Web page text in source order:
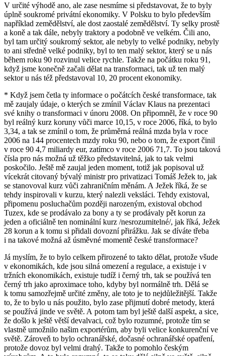
V určité výhodě ano, ale zase nesmíme si představovat, že to byly
úplně soukromé privátní ekonomiky. V Polsku to bylo především
například zemědělství, ale dost zaostalé zemědělství. Ty selky prostě
a koně a tak dále, nebyly traktory a podobně ve velkém. Čili ano,
byl tam určitý soukromý sektor, ale nebyly to velké podniky, nebyly
to ani středně velké podniky, byl to ten malý sektor, který se u nás
během roku 90 rozvinul velice rychle. Takže na počátku roku 91,
když jsme konečně začali dělat na transformaci, tak už ten malý
sektor u nás též představoval 10, 20 procent ekonomiky.
* Když jsem četla ty informace o počátcích české transformace, tak
mě zaujaly údaje, o kterých se zmínil Václav Klaus na prezentaci
své knihy o transformaci v únoru 2008. On připomněl, že v roce 90
byl reálný kurz koruny vůči marce 10,15, v roce 2006, říká, to bylo
3,34, a tak se zmínil o tom, že průměrná reálná mzda byla v roce
2006 na 144 procentech mzdy roku 90, nebo o tom, že export činil
v roce 90 4,7 miliardy eur, zatímco v roce 2006 71,7. To jsou taková
čísla pro nás možná už těžko představitelná, jak to tak velmi
poskočilo. Ještě mě zaujal jeden moment, totiž jak popisoval už
vícekrát citovaný bývalý ministr pro privatizaci Tomáš Ježek to, jak
se stanovoval kurz vůči zahraničním měnám. A Ježek říká, že se
tehdy inspirovali v kurzu, který nalezli veksláci. Tehdy existoval,
připomenu posluchačům později narozeným, existoval obchod
Tuzex, kde se prodávalo za bony a ty se prodávaly pět korun za
jeden a oficiálně ten nominální kurz /nesrozumitelné/, jak říká, Ježek
28 korun a k tomu si přidali dovozní přirážku. Jak se díváte třeba
i na takové možná až úsměvné momentě české transformace?
Já myslím, že to bylo celkem přirozené to takto dělat, protože všude
v ekonomikách, kde jsou silná omezení a regulace, a existuje i v
tržních ekonomikách, existuje tudíž i černý trh, tak se používá ten
černý trh jako aproximace toho, kdyby byl normálně trh. Dělá se
k tomu samozřejmě určité změny, ale toto je to nejdůležitější. Takže
to, že to bylo u nás použito, bylo zase přijmutí dobré metody, která
se používá jinde ve světě. A potom tam byl ještě další aspekt, a sice,
že došlo k ještě větší devalvaci, což bylo rozumné, protože tím se
vlastně umožnilo našim exportérům, aby byli velice konkurenční ve
světě. Zároveň to bylo ochranářské, dočasné ochranářské opatření,
protože dovoz byl velmi drahý. Takže to pomohlo českým